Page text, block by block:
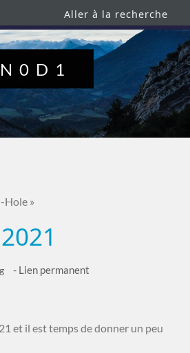
Aller à la recherche
N0D1
Hole »
- Lien permanent
et il est temps de donner un peu